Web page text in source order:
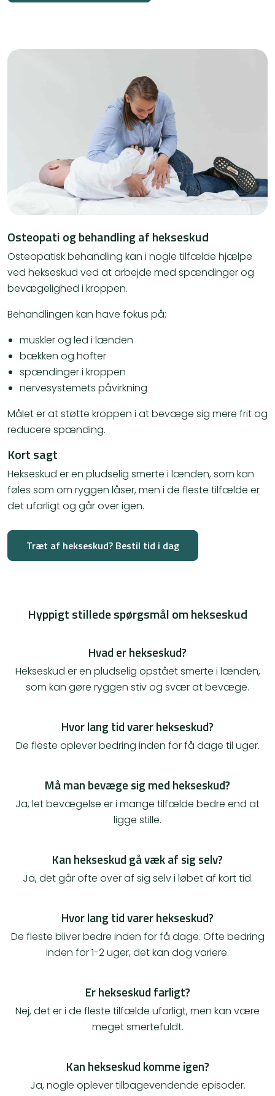
Osteopati og behandling af hekseskud
Osteopatisk behandling kan i nogle tilfælde hjælpe
ved hekseskud ved at arbejde med spændinger og
bevægelighed i kroppen.
Behandlingen kan have fokus på:
muskler og led i lænden
bækken og hofter
spændinger i kroppen
nervesystemets påvirkning
Målet er at støtte kroppen i at bevæge sig mere frit og
reducere spænding.
Kort sagt
Hekseskud er en pludselig smerte i lænden, som kan
føles som om ryggen låser, men i de fleste tilfælde er
det ufarligt og går over igen.
Træt af hekseskud? Bestil tid i dag
Hyppigt stillede spørgsmål om hekseskud
Hvad er hekseskud?
Hekseskud er en pludselig opstået smerte i lænden,
som kan gøre ryggen stiv og svær at bevæge.
Hvor lang tid varer hekseskud?
De fleste oplever bedring inden for få dage til uger.
Må man bevæge sig med hekseskud?
Ja, let bevægelse er i mange tilfælde bedre end at
ligge stille.
Kan hekseskud gå væk af sig selv?
Ja, det går ofte over af sig selv i løbet af kort tid.
Hvor lang tid varer hekseskud?
De fleste bliver bedre inden for få dage. Ofte bedring
inden for 1-2 uger, det kan dog variere.
Er hekseskud farligt?
Nej, det er i de fleste tilfælde ufarligt, men kan være
meget smertefuldt.
Kan hekseskud komme igen?
Ja, nogle oplever tilbagevendende episoder.